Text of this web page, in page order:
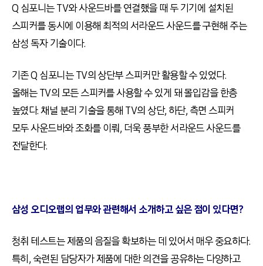
Q 심포니는TV와 사운드바를 연결했을 때 두 기기에 설치된
스피커를 동시에 이용해 최적의 서라운드 사운드를 구현해 주는
삼성 독자 기술이다.
기존Q 심포니는TV의 상단부 스피커만 활용할 수 있었다.
올해는TV의 모든 스피커를 사용할 수 있게 돼 몰입감을 한층
높였다.채널 분리 기술을 통해 TV의 상단, 하단,측면 스피커
모두 사운드바와 조화를 이뤄, 더욱 풍부한 서라운드 사운드를
전달한다.
삼성 오디오랩의 업무와 관련해서 소개하고 싶은 점이 있다면?
청취 테스트는 제품의 음질을 확보하는 데 있어서 매우 중요하다.
특히,숙련된 담당자가 제품에 대한 의견을 공유하는 다양하고